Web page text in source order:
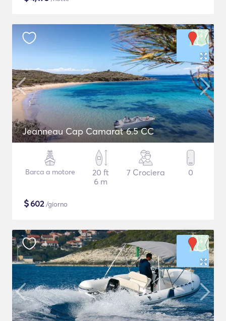
Jeanneau Cap Camarat 6.5 CC
Barca a motore
20 ft
6 m
7 Crociera 0
$602/giorno